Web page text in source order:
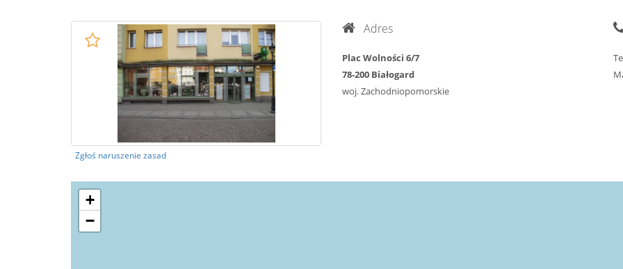
Zgłoś naruszenie zasad
Adres
Plac Wolności 6/7
78-200 Białogard
woj. Zachodniopomorskie
+
−